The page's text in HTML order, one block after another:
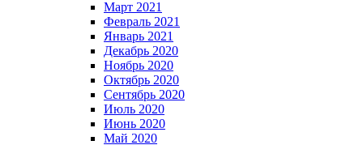
Март 2021
Февраль 2021
Январь 2021
Декабрь 2020
Ноябрь 2020
Октябрь 2020
Сентябрь 2020
Июль 2020
Июнь 2020
Май 2020